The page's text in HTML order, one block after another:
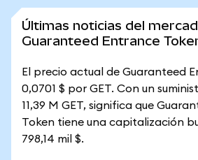
Últimas noticias del
Guaranteed Entrance
El precio actual de Guaranteed
0,0701 $ por GET. Con un
11,39 M GET, significa que
Token tiene una capitalización
798,14 mil $.